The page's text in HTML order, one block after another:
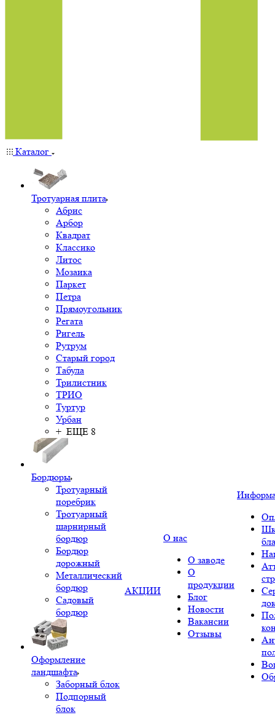
Каталог
Тротуарная плита
Абрис
Арбор
Квадрат
Классико
Литос
Мозаика
Паркет
Петра
Прямоугольник
Регата
Ригель
Рутрум
Старый город
Табула
Трилистник
ТРИО
Туртур
Урбан
+ ЕЩЕ 8
Бордюры
Тротуарный
поребрик
Тротуарный
шарнирный
бордюр
Бордюр
дорожный
Металлический
бордюр
Садовый
бордюр
Оформление
ландшафта
Заборный блок
Подпорный
блок
АКЦИИ
О нас
О заводе
О
продукции
Блог
Новости
Вакансии
Отзывы